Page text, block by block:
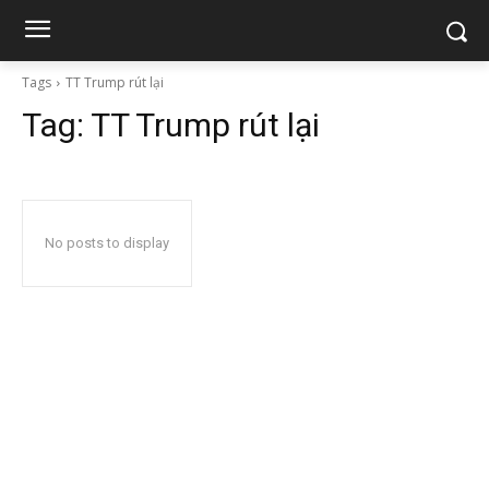
Tags TT Trump rút lại
Tag: TT Trump rút lại
No posts to display